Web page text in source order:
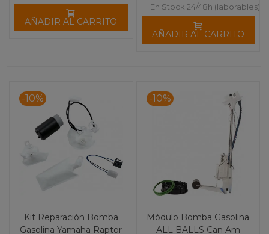
AÑADIR AL CARRITO
En Stock 24/48h (laborables)
AÑADIR AL CARRITO
-10%
Kit Reparación Bomba
Gasolina Yamaha Raptor
-10%
Módulo Bomba Gasolina
ALL BALLS Can Am